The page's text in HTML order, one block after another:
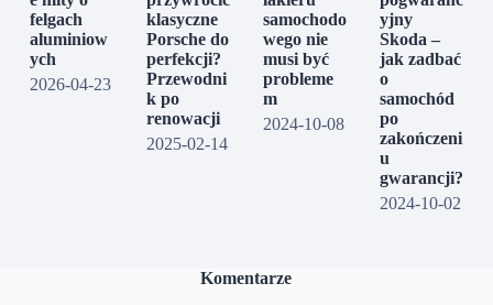
felgach
aluminiow
ych
2026-04-23
klasyczne
Porsche do
perfekcji?
Przewodni
k po
renowacji
2025-02-14
samochodo
wego nie
musi być
probleme
m
2024-10-08
yjny
Skoda –
jak zadbać
o
samochód
po
zakończeni
u
gwarancji?
2024-10-02
Komentarze